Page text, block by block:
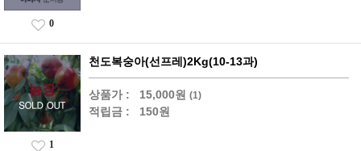
0
천도복숭아(선프레)2Kg(10-13과)
상품가 : 15,000원 (1)
적립금 : 150원
1